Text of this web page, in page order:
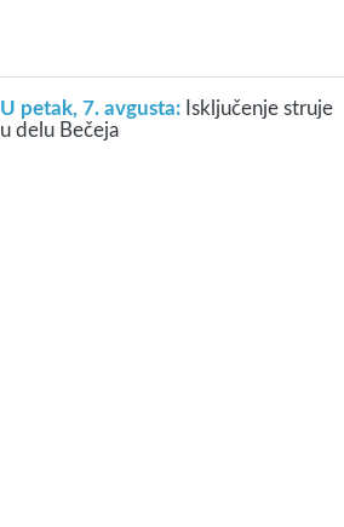
U petak, 7. avgusta: Isključenje struje
u delu Bečeja